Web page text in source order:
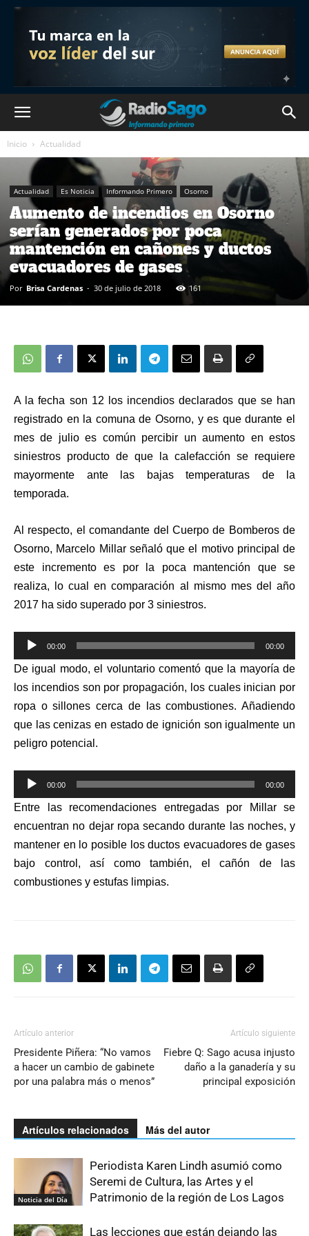
Inicio Actualidad
Actualidad Es Noticia Informando Primero Osorno
Aumento de incendios en Osorno
serían generados por poca
mantención en cañones y ductos
evacuadores de gases
Por Brisa Cardenas - 30 de julio de 2018 161
A la fecha son 12 los incendios declarados que se han
registrado en la comuna de Osorno, y es que durante el
mes de julio es común percibir un aumento en estos
siniestros producto de que la calefacción se requiere
mayormente ante las bajas temperaturas de la
temporada.
Al respecto, el comandante del Cuerpo de Bomberos de
Osorno, Marcelo Millar señaló que el motivo principal de
este incremento es por la poca mantención que se
realiza, lo cual en comparación al mismo mes del año
2017 ha sido superado por 3 siniestros.
Reproductor
de
audio
00:00 00:00
De igual modo, el voluntario comentó que la mayoría de
los incendios son por propagación, los cuales inician por
ropa o sillones cerca de las combustiones. Añadiendo
que las cenizas en estado de ignición son igualmente un
peligro potencial.
Reproductor
de
audio
00:00 00:00
Entre las recomendaciones entregadas por Millar se
encuentran no dejar ropa secando durante las noches, y
mantener en lo posible los ductos evacuadores de gases
bajo control, así como también, el cañón de las
combustiones y estufas limpias.
Artículo anterior
Presidente Piñera: “No vamos
a hacer un cambio de gabinete
por una palabra más o menos”
Artículo siguiente
Fiebre Q: Sago acusa injusto
daño a la ganadería y su
principal exposición
Artículos relacionados Más del autor
Noticia del Día
Periodista Karen Lindh asumió como
Seremi de Cultura, las Artes y el
Patrimonio de la región de Los Lagos
Las lecciones que están dejando las